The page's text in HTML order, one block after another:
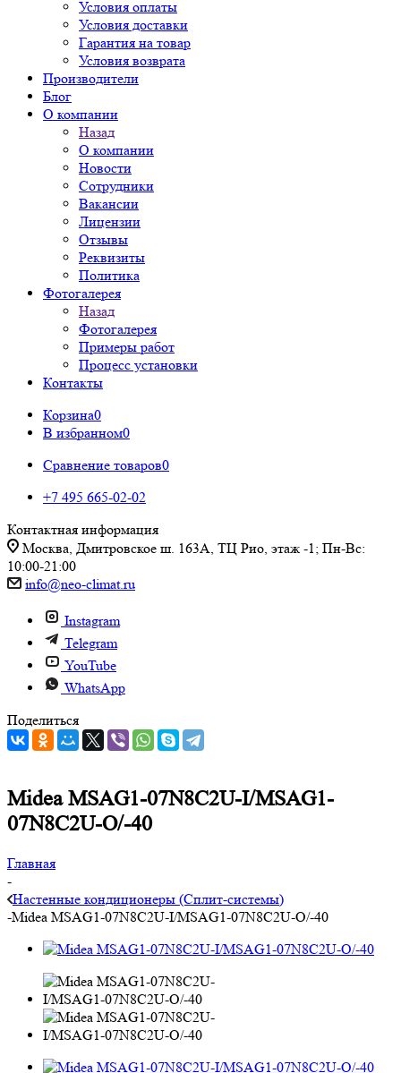
Условия оплаты
Условия доставки
Гарантия на товар
Условия возврата
Производители
Блог
О компании
Назад
О компании
Новости
Сотрудники
Вакансии
Лицензии
Отзывы
Реквизиты
Политика
Фотогалерея
Назад
Фотогалерея
Примеры работ
Процесс установки
Контакты
Корзина0
В избранном0
Сравнение товаров0
+7 495 665-02-02
Контактная информация
Москва, Дмитровское ш. 163А, ТЦ Рио, этаж -1; Пн-Вс:
10:00-21:00
info@neo-climat.ru
Instagram
Telegram
YouTube
WhatsApp
Поделиться
Midea MSAG1-07N8C2U-I/MSAG1-
07N8C2U-O/-40
Главная
-
Настенные кондиционеры (Сплит-системы)
-Midea MSAG1-07N8C2U-I/MSAG1-07N8C2U-O/-40